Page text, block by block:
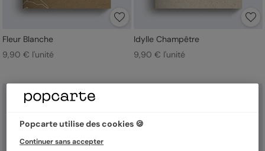
Fleur Blanche
9,90 € l'unité
Idylle Champêtre
9,90 € l'unité
Popcarte utilise des cookies 🍪
Continuer sans accepter